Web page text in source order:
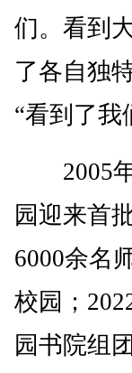
们。看到
了各自独
“看到了我
2005年
园迎来首
6000余名
校园；
园书院组